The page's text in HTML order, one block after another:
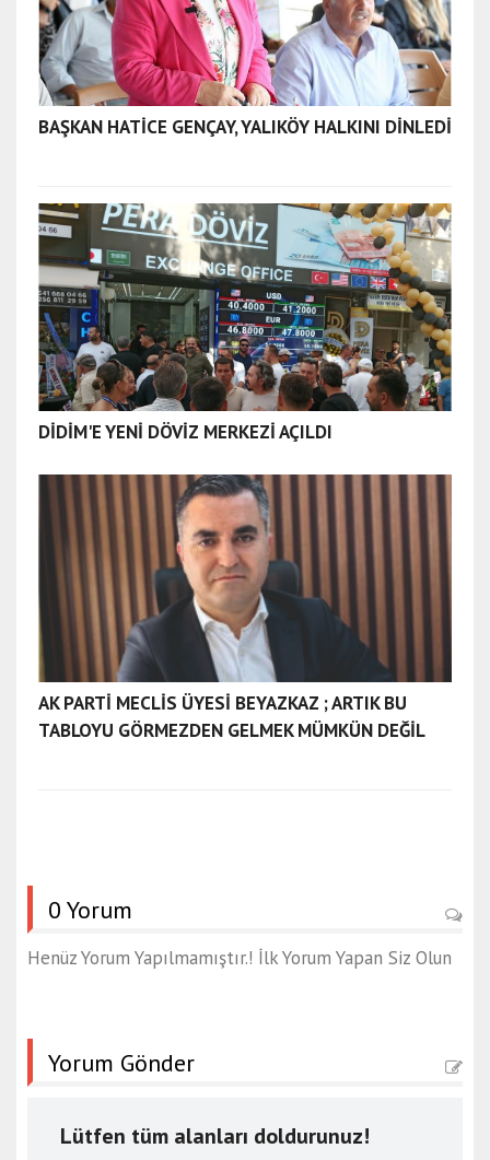
BAŞKAN HATİCE GENÇAY, YALIKÖY HALKINI DİNLEDİ
DİDİM'E YENİ DÖVİZ MERKEZİ AÇILDI
AK PARTİ MECLİS ÜYESİ BEYAZKAZ ; ARTIK BU
TABLOYU GÖRMEZDEN GELMEK MÜMKÜN DEĞİL
0 Yorum
Henüz Yorum Yapılmamıştır.! İlk Yorum Yapan Siz Olun
Yorum Gönder
Lütfen tüm alanları doldurunuz!